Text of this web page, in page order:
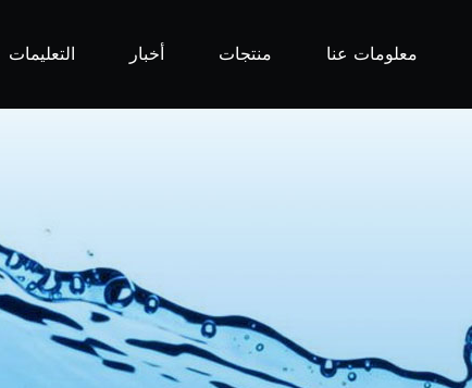
معلومات عنا منتجات أخبار التعليمات